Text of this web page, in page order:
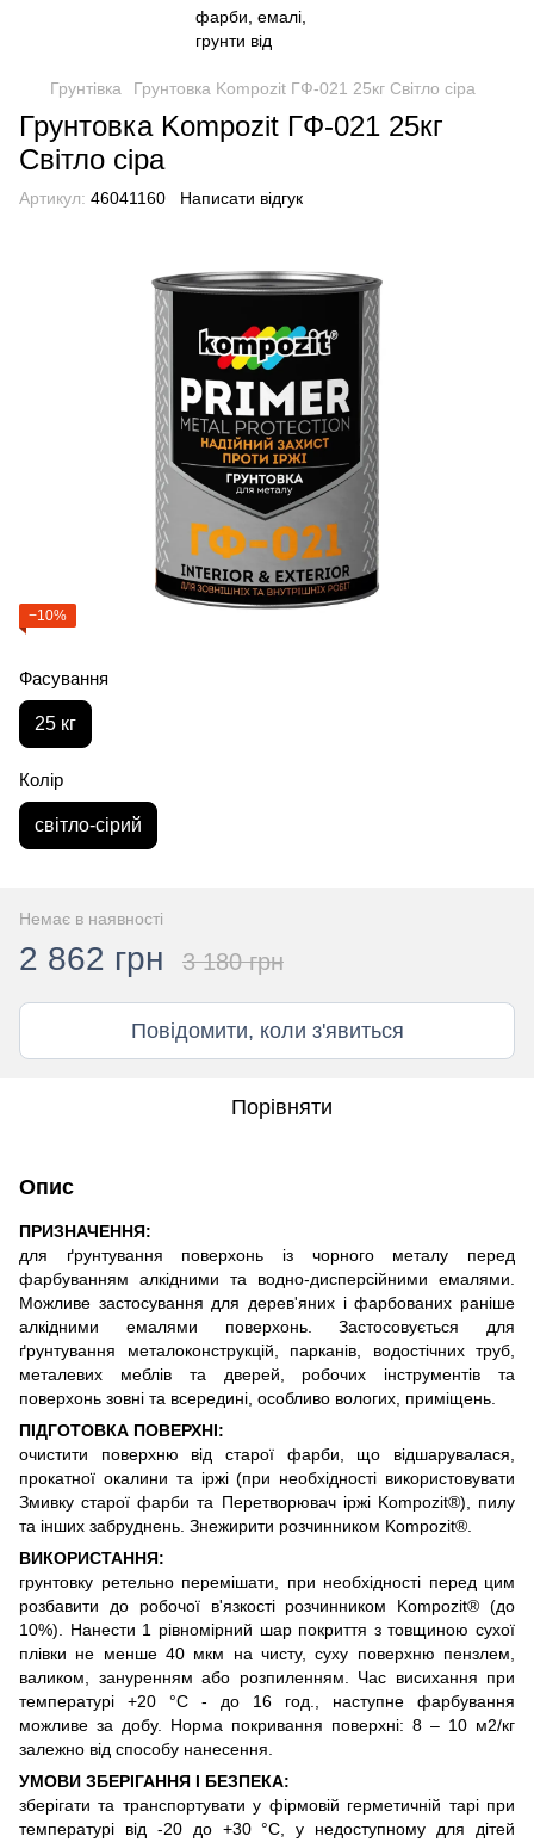
Грунтівка Грунтовка Kompozit ГФ-021 25кг Світло сіра
Грунтовка Kompozit ГФ-021 25кг
Світло сіра
Артикул: 46041160 Написати відгук
−10%
Фасування
25 кг
Колір
світло-сірий
Немає в наявності
2 862 грн 3 180 грн
Повідомити, коли з'явиться
Порівняти
Опис
ПРИЗНАЧЕННЯ:
для ґрунтування поверхонь із чорного металу перед
фарбуванням алкідними та водно-дисперсійними емалями.
Можливе застосування для дерев'яних і фарбованих раніше
алкідними емалями поверхонь. Застосовується для
ґрунтування металоконструкцій, парканів, водостічних труб,
металевих меблів та дверей, робочих інструментів та
поверхонь зовні та всередині, особливо вологих, приміщень.
ПІДГОТОВКА ПОВЕРХНІ:
очистити поверхню від старої фарби, що відшарувалася,
прокатної окалини та іржі (при необхідності використовувати
Змивку старої фарби та Перетворювач іржі Kompozit®), пилу
та інших забруднень. Знежирити розчинником Kompozit®.
ВИКОРИСТАННЯ:
грунтовку ретельно перемішати, при необхідності перед цим
розбавити до робочої в'язкості розчинником Kompozit® (до
10%). Нанести 1 рівномірний шар покриття з товщиною сухої
плівки не менше 40 мкм на чисту, суху поверхню пензлем,
валиком, зануренням або розпиленням. Час висихання при
температурі +20 °С - до 16 год., наступне фарбування
можливе за добу. Норма покривання поверхні: 8 – 10 м2/кг
залежно від способу нанесення.
УМОВИ ЗБЕРІГАННЯ І БЕЗПЕКА:
зберігати та транспортувати у фірмовій герметичній тарі при
температурі від -20 до +30 °С, у недоступному для дітей